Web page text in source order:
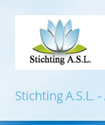
Stichting A.S.L.